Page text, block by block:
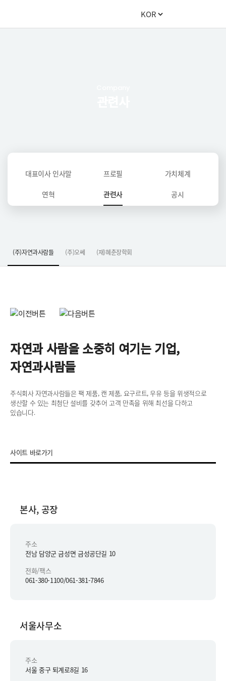
대표이사 인사말 프로필 가치체계
연혁 관련사 공시
(주)자연과사람들 (주)오쎄 (재)혜춘장학회
자연과 사람을소중히 여기는 기업,
자연과사람들
주식회사 자연과사람들은 팩 제품, 캔 제품, 요구르트, 우유 등을 위생적으로
생산할 수 있는 최첨단 설비를 갖추어 고객 만족을 위해 최선을 다하고
있습니다.
사이트 바로가기
본사, 공장
주소
전남 담양군 금성면 금성공단길 10
전화/팩스
061-380-1100/061-381-7846
서울사무소
주소
서울 중구 퇴계로8길 16